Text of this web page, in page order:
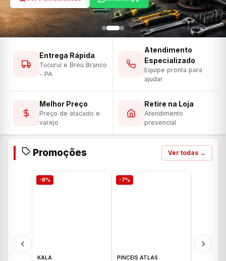
Entrega Rápida
Tucuruí e Breu Branco
- PA
Atendimento
Especializado
Equipe pronta para
ajudar
Melhor Preço
Preço de atacado e
varejo
Retire na Loja
Atendimento
presencial
Promoções Ver todas →
-8%
KALA
-7%
PINCEIS ATLAS